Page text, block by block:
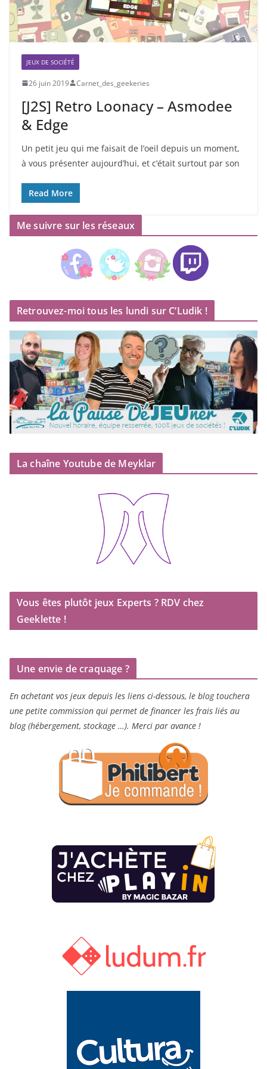
JEUX DE SOCIÉTÉ
26 juin 2019 Carnet_des_geekeries
[J2S] Retro Loonacy – Asmodee
& Edge
Un petit jeu qui me faisait de l’oeil depuis un moment,
à vous présenter aujourd’hui, et c’était surtout par son
Read More
Me suivre sur les réseaux
Retrouvez-moi tous les lundi sur C’Ludik !
La chaîne Youtube de Meyklar
Vous êtes plutôt jeux Experts ? RDV chez
Geeklette !
Une envie de craquage ?
En achetant vos jeux depuis les liens ci-dessous, le blog touchera
une petite commission qui permet de financer les frais liés au
blog (hébergement, stockage …). Merci par avance !